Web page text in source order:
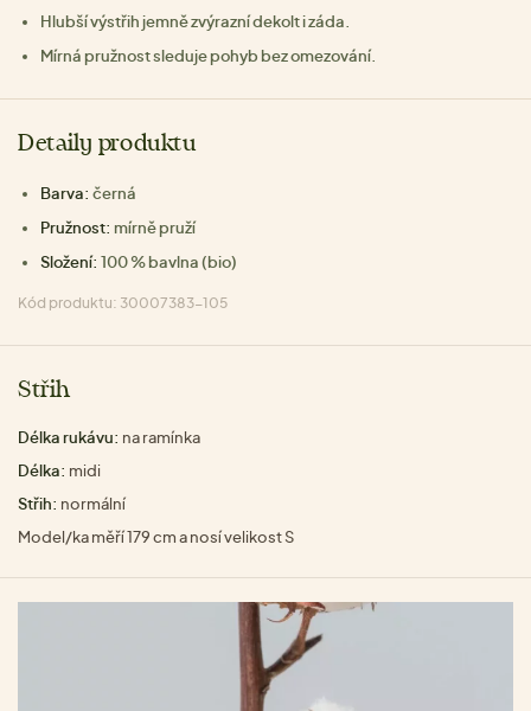
Hlubší výstřih jemně zvýrazní dekolt i záda.
Mírná pružnost sleduje pohyb bez omezování.
Detaily produktu
Barva: černá
Pružnost: mírně pruží
Složení: 100 % bavlna (bio)
Kód produktu: 30007383-105
Střih
Délka rukávu: na ramínka
Délka: midi
Střih: normální
Model/ka měří 179 cm a nosí velikost S